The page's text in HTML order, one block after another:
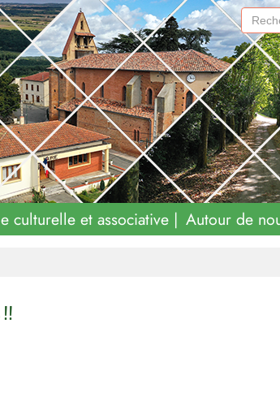
culturelle et associative Autour de